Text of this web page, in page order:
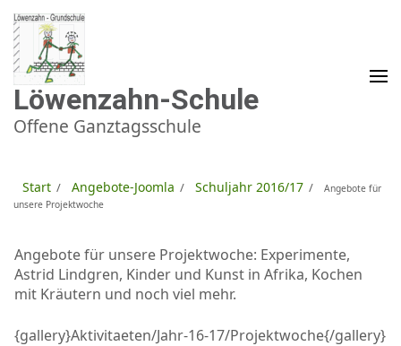
Zum
Inhalt
springen
(Enter
drücken)
Löwenzahn-Schule
Offene Ganztagsschule
Start / Angebote-Joomla / Schuljahr 2016/17 /
Angebote für
unsere Projektwoche
Angebote für unsere Projektwoche: Experimente,
Astrid Lindgren, Kinder und Kunst in Afrika, Kochen
mit Kräutern und noch viel mehr.
{gallery}Aktivitaeten/Jahr-16-17/Projektwoche{/gallery}